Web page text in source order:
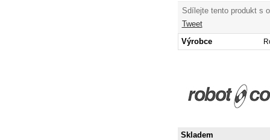
Sdílejte tento produkt s
Tweet
Výrobce
Skladem